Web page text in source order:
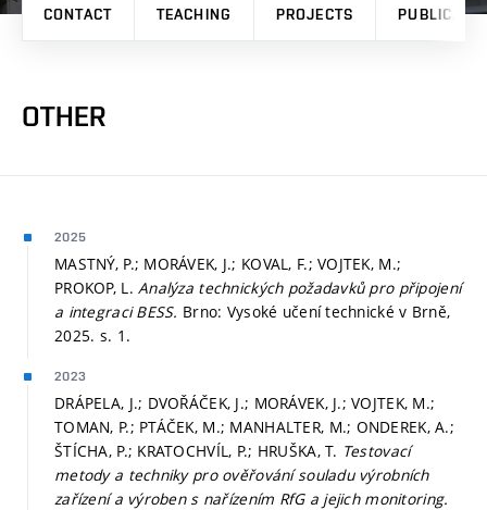
CONTACT TEACHING PROJECTS
OTHER
2025
MASTNÝ, P.; MORÁVEK, J.; KOVAL, F.; VOJTEK, M.;
PROKOP, L.Analýza technických požadavků pro připojení
a integraci BESS. Brno: Vysoké učení technické v Brně,
2025. s. 1.
2023
DRÁPELA, J.; DVOŘÁČEK, J.; MORÁVEK, J.; VOJTEK, M.;
TOMAN, P.; PTÁČEK, M.; MANHALTER, M.; ONDEREK, A.;
ŠTÍCHA, P.; KRATOCHVÍL, P.; HRUŠKA, T. Testovací
metody a techniky pro ověřování souladu výrobních
zařízení a výroben s nařízením RfG a jejich monitoring.